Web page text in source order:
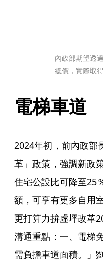
內政部期望透
總價，實際取
電梯車道
2024年初，前內政部
革」政策，強調新政
住宅公設比可降至25
額，可享有更多自用
更打算力拚虛坪改革
溝通重點：一、電梯
需負擔車道面積。」